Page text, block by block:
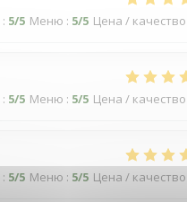
: 5/5 Меню : 5/5 Цена / качество
: 5/5 Меню : 5/5 Цена / качество
: 5/5 Меню : 5/5 Цена / качество